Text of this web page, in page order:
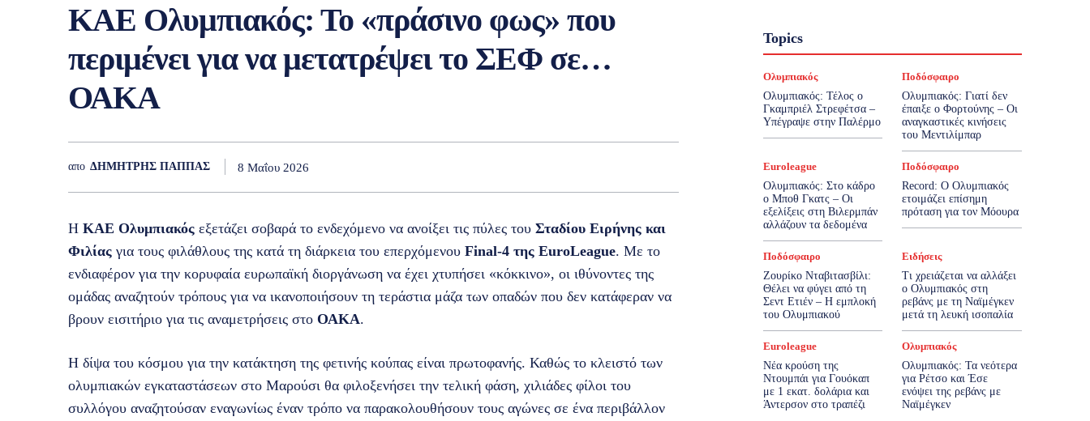
ΚΑΕ Ολυμπιακός: Το «πράσινο φως» που
περιμένει για να μετατρέψει το ΣΕΦ σε…
ΟΑΚΑ
απο ΔΗΜΗΤΡΗΣ ΠΑΠΠΑΣ 8 Μαΐου 2026
Η ΚΑΕ Ολυμπιακός εξετάζει σοβαρά το ενδεχόμενο να ανοίξει τις πύλες του Σταδίου Ειρήνης και
Φιλίας για τους φιλάθλους της κατά τη διάρκεια του επερχόμενου Final-4 της EuroLeague. Με το
ενδιαφέρον για την κορυφαία ευρωπαϊκή διοργάνωση να έχει χτυπήσει «κόκκινο», οι ιθύνοντες της
ομάδας αναζητούν τρόπους για να ικανοποιήσουν τη τεράστια μάζα των οπαδών που δεν κατάφεραν να
βρουν εισιτήριο για τις αναμετρήσεις στο ΟΑΚΑ.
Η δίψα του κόσμου για την κατάκτηση της φετινής κούπας είναι πρωτοφανής. Καθώς το κλειστό των
ολυμπιακών εγκαταστάσεων στο Μαρούσι θα φιλοξενήσει την τελική φάση, χιλιάδες φίλοι του
συλλόγου αναζητούσαν εναγωνίως έναν τρόπο να παρακολουθήσουν τους αγώνες σε ένα περιβάλλον
Topics
Ολυμπιακός
Ολυμπιακός: Τέλος ο
Γκαμπριέλ Στρεφέτσα –
Υπέγραψε στην Παλέρμο
Ποδόσφαιρο
Ολυμπιακός: Γιατί δεν
έπαιξε ο Φορτούνης – Οι
αναγκαστικές κινήσεις
του Μεντιλίμπαρ
Euroleague
Ολυμπιακός: Στο κάδρο
ο Μποθ Γκατς – Οι
εξελίξεις στη Βιλερμπάν
αλλάζουν τα δεδομένα
Ποδόσφαιρο
Record: Ο Ολυμπιακός
ετοιμάζει επίσημη
πρόταση για τον Μόουρα
Ποδόσφαιρο
Ζουρίκο Νταβιτασβίλι:
Θέλει να φύγει από τη
Σεντ Ετιέν – Η εμπλοκή
του Ολυμπιακού
Ειδήσεις
Τι χρειάζεται να αλλάξει
ο Ολυμπιακός στη
ρεβάνς με τη Ναϊμέγκεν
μετά τη λευκή ισοπαλία
Euroleague
Νέα κρούση της
Ντουμπάι για Γουόκαπ
με 1 εκατ. δολάρια και
Άντερσον στο τραπέζι
Ολυμπιακός
Ολυμπιακός: Τα νεότερα
για Ρέτσο και Έσε
ενόψει της ρεβάνς με
Ναϊμέγκεν